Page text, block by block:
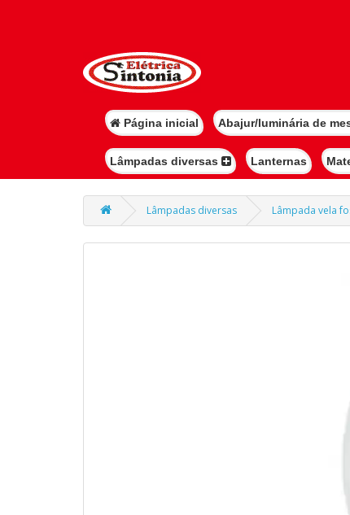
Página inicial Abajur/luminária de
Lâmpadas diversas Lanternas
Lâmpadas diversas Lâmpada vela